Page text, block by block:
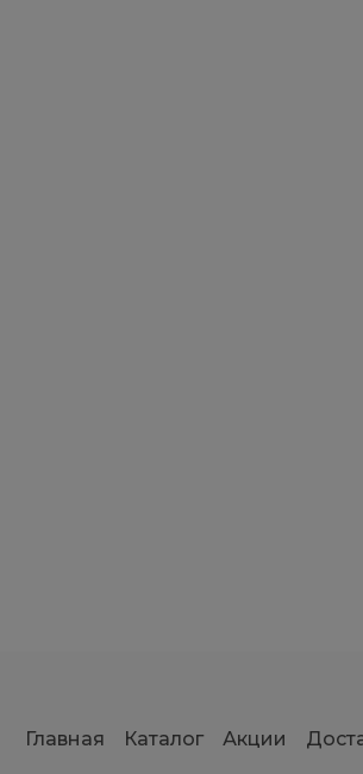
Главная Каталог Акции